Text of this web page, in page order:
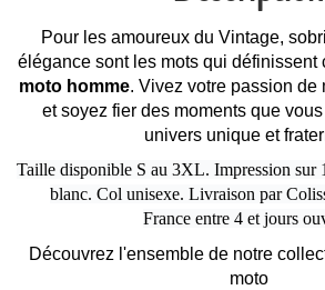
Pour les amoureux du Vintage,
élégance sont les mots qui définissent
moto homme. Vivez votre passion de
et soyez fier des moments que
univers unique et
Taille disponible S au 3XL. Impression sur
blanc. Col unisexe. Livraison par
France entre 4 et jours
Découvrez l'ensemble de notre
moto